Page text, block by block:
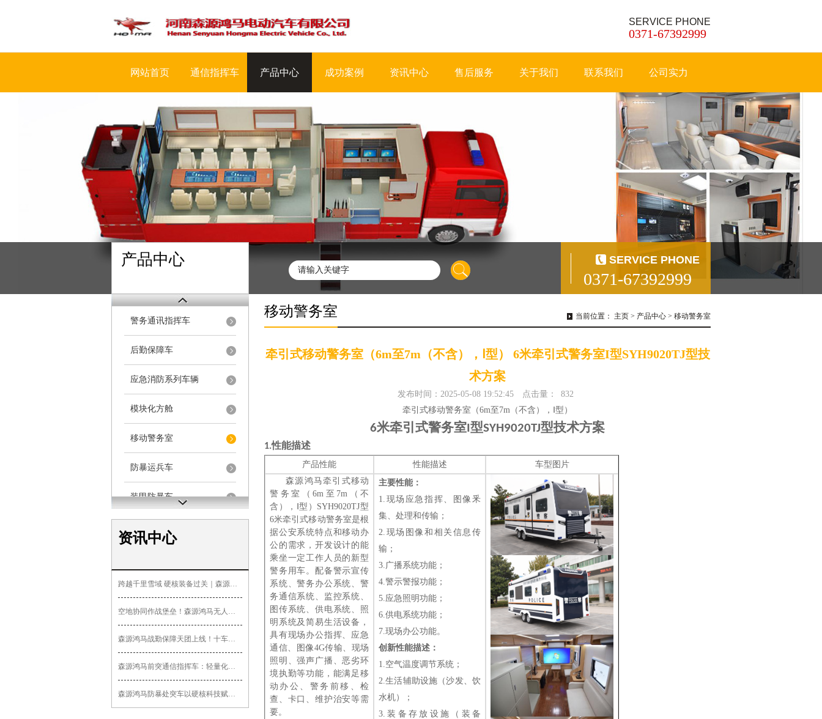
SERVICE PHONE
0371-67392999
网站首页 通信指挥车 产品中心 成功案例 资讯中心 售后服务 关于我们 联系我们 公司实力
产品中心 SERVICE PHONE
0371-67392999
警务通讯指挥车
后勤保障车
应急消防系列车辆
模块化方舱
移动警务室
防暴运兵车
装甲防暴车
无人机指挥车
医疗急救系列
锂电公务车
交通系列车辆
资讯中心
跨越千里雪域 硬核装备过关｜森源鸿马战保车辆车发往西藏并顺利
空地协同作战堡垒！森源鸿马无人机运输保障车打造全域低空应急保
森源鸿马战勤保障天团上线！十车联保小分队集结完毕
森源鸿马前突通信指挥车：轻量化机动前突，打通通信指挥“最后一
森源鸿马防暴处突车以硬核科技赋能一线维稳处突
移动警务室 当前位置： 主页 > 产品中心 > 移动警务室
牵引式移动警务室（6m至7m（不含），Ⅰ型） 6米牵引式警务室I型SYH9020TJ型技
术方案
发布时间：2025-05-08 19:52:45 点击量：
832
牵引式移动警务室（6m至 7m （不含）， Ⅰ型）
6米牵引式警务室 型SYH9020TJ型技术方案
1.性能描述
产品性能 性能描述
车型图片
森源鸿马牵引式移动
警务室（ 6m 至 7m （不
含），
Ⅰ型） SYH9020TJ型
6米牵引式移动警务室是根
据公安系统特点和移动办
公的需求，开发设计的能
乘坐一定工作人员的新型
警务用车。配备警示宣传
系统、警务办公系统、警
务通信系统、监控系统、
图传系统、供电系统、照
明系统及简易生活设备，
具有现场办公指挥、应急
通信、图像4G传输、现场
照明、强声广播、恶劣环
境执勤等功能，能满足移
动办公、警务前移、检
查、卡口、维护治安等需
要。
主要性能：
1. 现场应急指挥、图像釆
集、处理和传输 ；
2. 现场图像和相关信息 传
输 ；
3.广播系统功能 ；
4.警示警报功能 ；
5.应急照明功能 ；
6.供电系统功能 ；
7.现场办公功能。
创新性能描述：
1.空气温度调节系统 ；
2.生活辅助设施（沙发、饮
水机）；
3.装备存放设施（装备